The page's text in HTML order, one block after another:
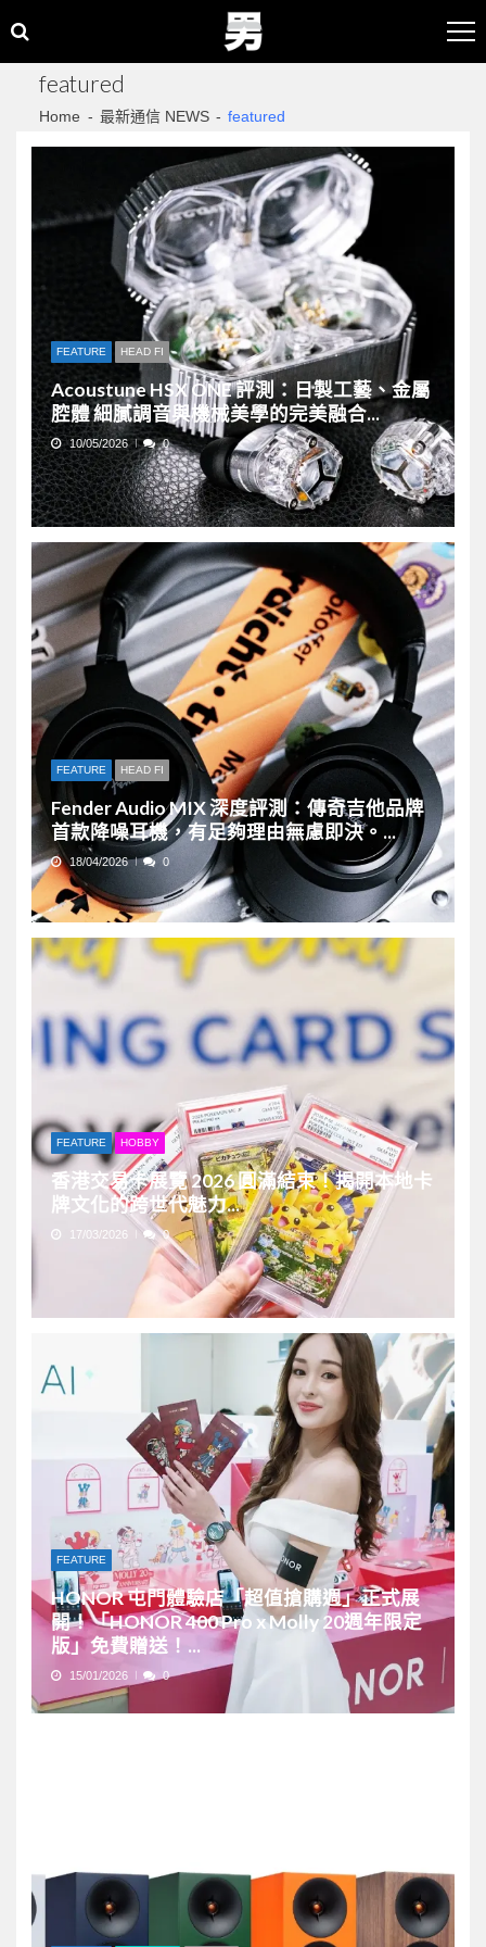
to
navigation
to
contentfeatured
Home 最新通信 NEWS featured
FEATURE HEAD FI
Acoustune HSX ONE 評測：日製工藝、金屬
腔體 細膩調音與機械美學的完美融合...
10/05/2026 0
FEATURE HEAD FI
Fender Audio MIX 深度評測：傳奇吉他品牌
首款降噪耳機，有足夠理由無慮即決。...
18/04/2026 0
FEATURE HOBBY
香港交易卡展覽 2026 圓滿結束！揭開本地卡
牌文化的跨世代魅力...
17/03/2026 0
FEATURE
HONOR 屯門體驗店「超值搶購週」正式展
開！「HONOR 400 Pro x Molly 20週年限定
版」免費贈送！...
15/01/2026 0